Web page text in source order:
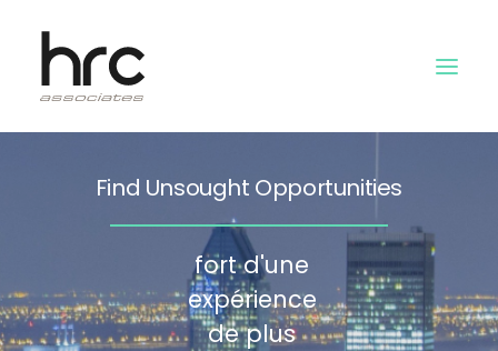
NOTRE RÉSEAU
À PROPOS
LOGIN
Find Unsought Opportunities
fort d'une
expérience
de plus